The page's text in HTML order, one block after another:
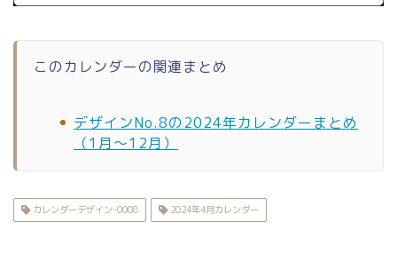
このカレンダーの関連まとめ
デザインNo.8の2024年カレンダーまとめ
（1月〜12月）
カレンダーデザイン-0008 2024年4月カレンダー